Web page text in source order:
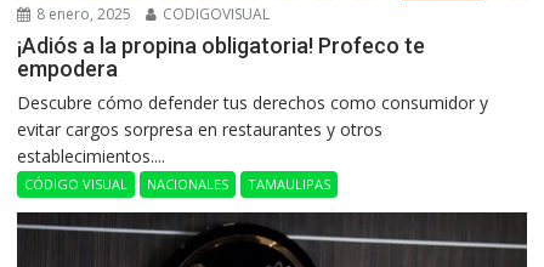
8 enero, 2025 CODIGOVISUAL
¡Adiós a la propina obligatoria! Profeco te
empodera
Descubre cómo defender tus derechos como consumidor y
evitar cargos sorpresa en restaurantes y otros
establecimientos....
CÓDIGO VISUAL NACIONALES TAMAULIPAS